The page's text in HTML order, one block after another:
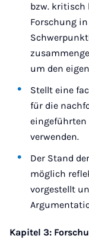
bzw. kritisch
Forschung
um den
Stellt eine
für die
eingeführten
verwenden.
Der Stand
möglich
vorgestellt
Kapitel 3: